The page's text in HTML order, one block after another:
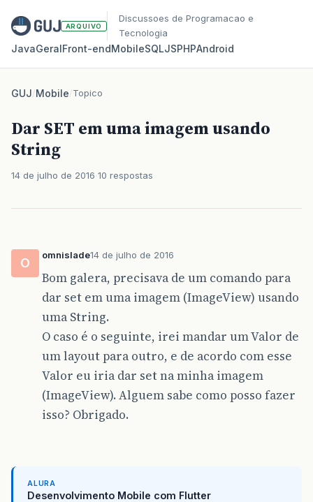
ARQUIVO
Discussoes de Programacao e
Tecnologia
JavaGeralFront‑endMobileSQLJSPHPAndroid
GUJ/Mobile/Topico
Dar SET em uma imagem usando
String
14 de julho de 2016 10 respostas
O
omnislade14 de julho de 2016
Bom galera, precisava de um comando para
dar set em uma imagem (ImageView) usando
uma String.
O caso é o seguinte, irei mandar um Valor de
um layout para outro, e de acordo com esse
Valor eu iria dar set na minha imagem
(ImageView). Alguem sabe como posso fazer
isso? Obrigado.
ALURA
Desenvolvimento Mobile com Flutter